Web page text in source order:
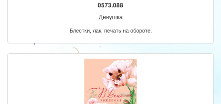
0573.088
Девушка
Блестки, лак, печать на обороте.